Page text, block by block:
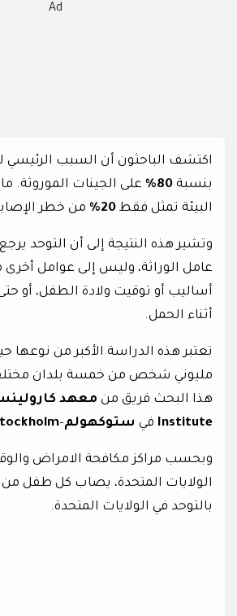
Ad
اكتشف الباحثون أن السبب الرئيسي
بنسبة 80%
على الجينات الموروثة.
البيئة تمثل فقط 20% من خطر
وتشير هذه النتيجة إلى أن التوحد
عامل الوراثة، وليس إلى عوامل أخرى
أساليب أو توقيت ولادة الطفل، أو
أثناء الحمل.
تعتبر هذه الدراسة الأكبر من
مليوني شخص من خمسة بلدان
هذا البحث فريق من معهد
Institute في ستوكهولم–
وبحسب مراكز مكافحة الامراض
الولايات المتحدة، يصاب كل طفل
بالتوحد في الولايات المتحدة.